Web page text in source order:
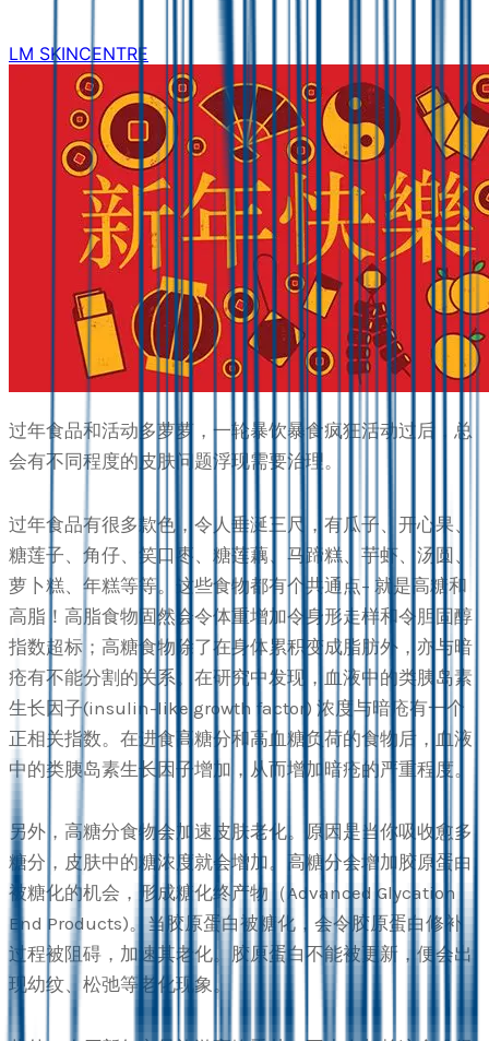
LM SKINCENTRE
过年食品和活动多萝萝，一轮暴饮暴食疯狂活动过后，总
会有不同程度的皮肤问题浮现需要治理。
过年食品有很多款色，令人垂涎三尺，有瓜子、开心果、
糖莲子、角仔、笑口枣、糖莲藕、马蹄糕、芋虾、汤圆、
萝卜糕、年糕等等。这些食物都有个共通点– 就是高糖和
高脂！高脂食物固然会令体重增加令身形走样和令胆固醇
指数超标；高糖食物除了在身体累积变成脂肪外，亦与暗
疮有不能分割的关系。在研究中发现，血液中的类胰岛素
生长因子(insulin-like growth factor) 浓度与暗疮有一个
正相关指数。在进食高糖分和高血糖负荷的食物后，血液
中的类胰岛素生长因子增加，从而增加暗疮的严重程度。
另外，高糖分食物会加速皮肤老化。原因是当你吸收愈多
糖分，皮肤中的糖浓度就会增加。高糖分会增加胶原蛋白
被糖化的机会，形成糖化终产物（Advanced Glycation
End Products)。当胶原蛋白被糖化，会令胶原蛋白修补
过程被阻碍，加速其老化。胶原蛋白不能被更新，便会出
现幼纹、松弛等老化现象。